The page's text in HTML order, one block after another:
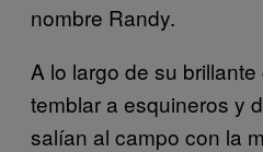
nombre Randy.
A lo largo de su
temblar a esquineros y
salían al campo con la